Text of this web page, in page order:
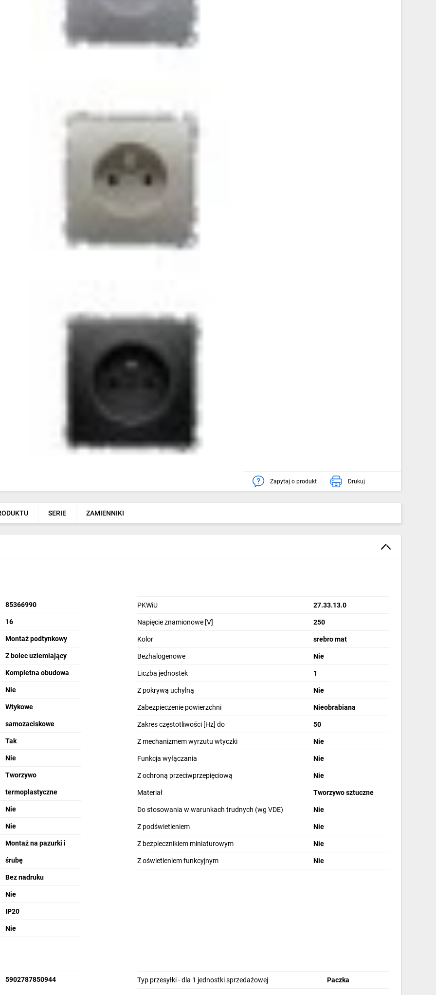
Zapytaj o produkt Drukuj
SERIE ZAMIENNIKI
85366990
16
Montaż podtynkowy
Z bolec uziemiający
Kompletna obudowa
Nie
Wtykowe
samozaciskowe
Tak
Nie
Tworzywo
termoplastyczne
Nie
Nie
Montaż na pazurki i
śrubę
Bez nadruku
Nie
IP20
Nie
PKWiU 27.33.13.0
Napięcie znamionowe [V] 250
Kolor srebro mat
Bezhalogenowe Nie
Liczba jednostek 1
Z pokrywą uchylną Nie
Zabezpieczenie powierzchni Nieobrabiana
Zakres częstotliwości [Hz] do 50
Z mechanizmem wyrzutu wtyczki Nie
Funkcja wyłączania Nie
Z ochroną przeciwprzepięciową Nie
Materiał Tworzywo sztuczne
Do stosowania w warunkach trudnych (wg VDE) Nie
Z podświetleniem Nie
Z bezpiecznikiem miniaturowym Nie
Z oświetleniem funkcyjnym Nie
5902787850944 Typ przesyłki - dla 1 jednostki sprzedażowej Paczka